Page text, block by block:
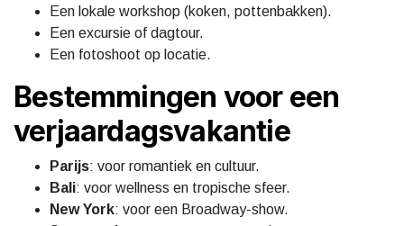
Een lokale workshop (koken, pottenbakken).
Een excursie of dagtour.
Een fotoshoot op locatie.
Bestemmingen voor een
verjaardagsvakantie
Parijs: voor romantiek en cultuur.
Bali: voor wellness en tropische sfeer.
New York: voor een Broadway-show.